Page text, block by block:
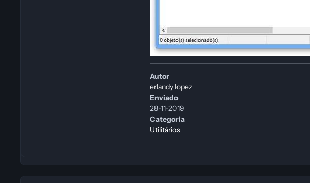
Autor
erlandy lopez
Enviado
28-11-2019
Categoria
Utilitários